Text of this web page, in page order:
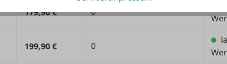
179,90 € 0
199,90 € 0